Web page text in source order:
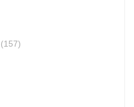
(157)